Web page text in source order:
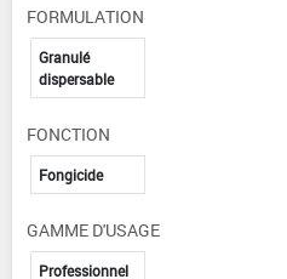
FORMULATION
Granulé
dispersable
FONCTION
Fongicide
GAMME D'USAGE
Professionnel